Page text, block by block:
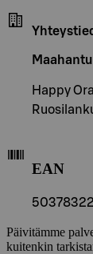
Happy
EAN
Päivitämme
kuitenkin